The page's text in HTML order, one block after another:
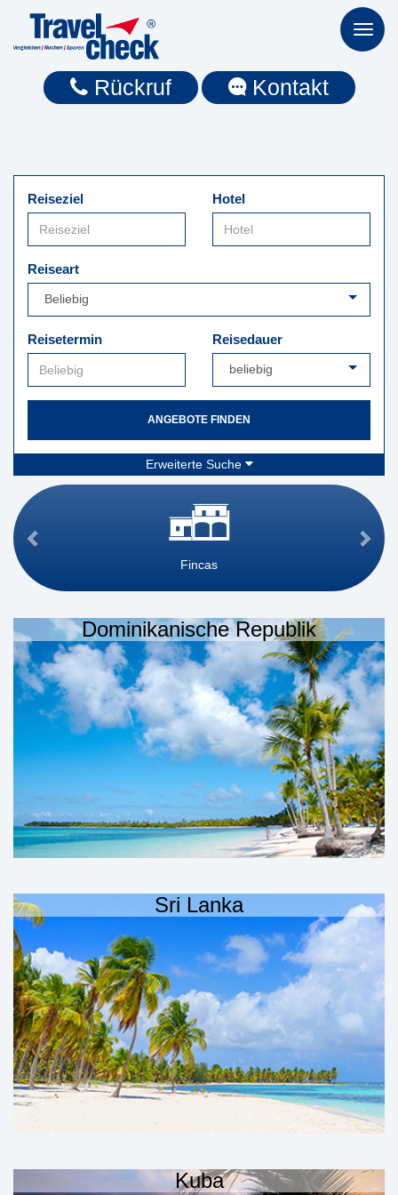
Toggle
Rückruf Kontakt
Reiseziel Hotel
Reiseart
Reisetermin Reisedauer
ANGEBOTE FINDEN
Erweiterte Suche
Fincas
Dominikanische Republik
Sri Lanka
Kuba